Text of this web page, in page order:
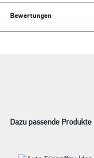
Bewertungen
Dazu passende Produkte